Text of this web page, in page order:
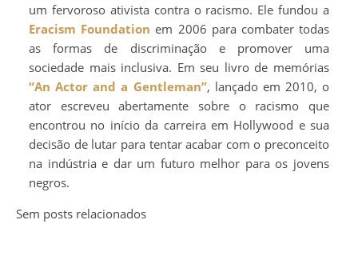
um fervoroso ativista contra o racismo. Ele fundou a
Eracism Foundation em 2006 para combater todas
as formas de discriminação e promover uma
sociedade mais inclusiva. Em seu livro de memórias
“An Actor and a Gentleman”, lançado em 2010, o
ator escreveu abertamente sobre o racismo que
encontrou no início da carreira em Hollywood e sua
decisão de lutar para tentar acabar com o preconceito
na indústria e dar um futuro melhor para os jovens
negros.
Sem posts relacionados